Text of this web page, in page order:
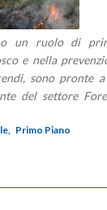
un ruolo di
e nella
sono pronte
del settore
Primo Piano